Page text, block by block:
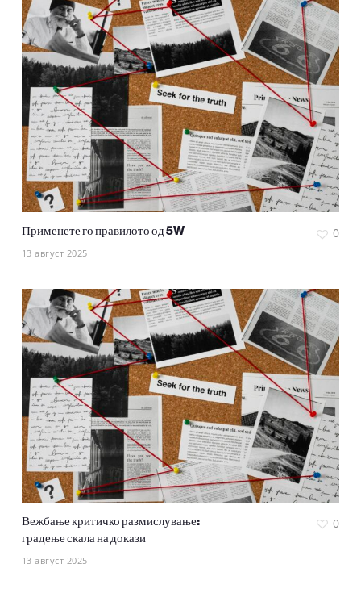
Применете го правилото од 5W
13 август 2025
0
Вежбање критичко размислување:
градење скала на докази
13 август 2025
0